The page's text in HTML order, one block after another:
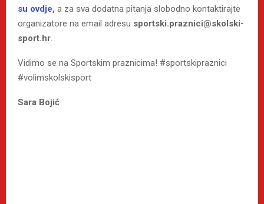
su ovdje, a za sva dodatna pitanja slobodno kontaktirajte
organizatore na email adresu sportski.praznici@skolski-
sport.hr.
Vidimo se na Sportskim praznicima! #sportskipraznici
#volimskolskisport
Sara Bojić